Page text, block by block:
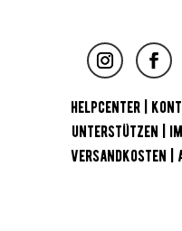
HELPCENTER|
UNTERSTÜTZEN
VERSANDKOSTEN